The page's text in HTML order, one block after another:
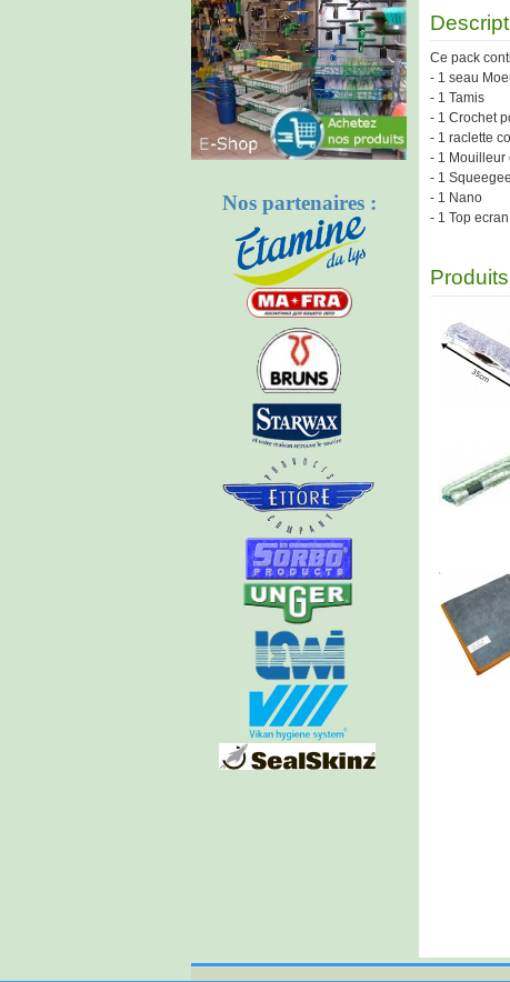
Nos partenaires :
Ce pack
- 1 seau
- 1 Tamis
- 1 Crochet
- 1 raclette
- 1 Mouilleur
- 1
- 1 Nano
- 1 Top ecran